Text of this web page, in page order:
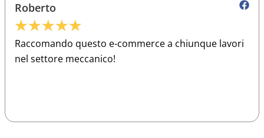
Roberto
★★★★★
Raccomando questo e-commerce a chiunque lavori
nel settore meccanico!